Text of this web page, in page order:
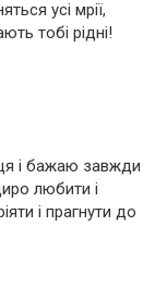
усі мрії,
тобі рідні!
і бажаю завжди
любити і
і прагнути до